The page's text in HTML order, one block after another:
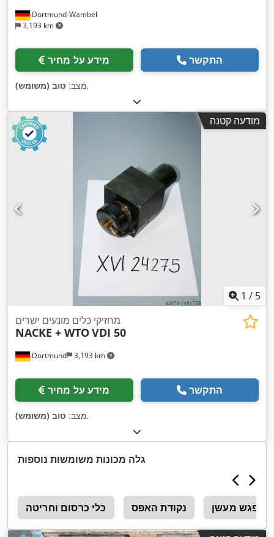
Dortmund-Wambel
3,193 km
מידע על מחיר התקשר
מצב: טוב (משומש) ,
מודעה קטנה
1 / 5
Dortmund 3,193 km
מחזיקי כלים מונעים ישרים
NACKE + WTOVDI 50
מידע על מחיר התקשר
מצב: טוב (משומש) ,
גלה מכונות משומשות נוספות
כלי כרסום וחריטה נקודת האפס מפגש מעשן